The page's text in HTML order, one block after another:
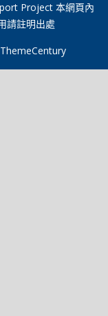
Project 本網頁內
請註明出處